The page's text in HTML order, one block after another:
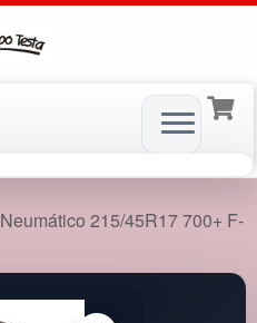
Neumático 215/45R17 700+ F-